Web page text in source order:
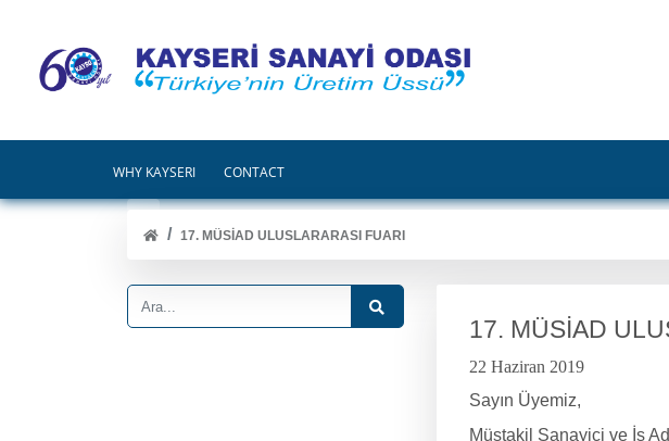
WHY KAYSERİ CONTACT
17. MÜSİAD ULUSLARARASI FUARI
17. MÜSİAD
22 Haziran 2019
Sayın Üyemiz,
Müstakil Sanayici ve İş